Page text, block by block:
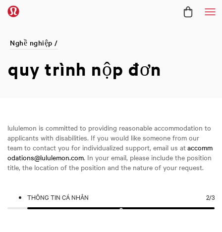
Nghề nghiệp /
quy trình nộp đơn
lululemon is committed to providing reasonable accommodation to
applicants with disabilities. If you would like someone from our
team to contact you for individualized support, email us ataccomm
odations@lululemon.com. In your email, please include the position
title, the location of the position and the nature of your request.
THÔNG TIN CÁ NHÂN 2/3